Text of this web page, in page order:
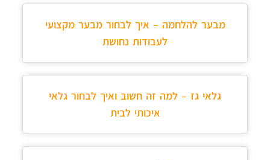
מבער להלחמה – איך לבחור מבער מקצועי
לעבודות נחושת
גלאי גז – למה זה חשוב ואיך לבחור גלאי
איכותי לבית